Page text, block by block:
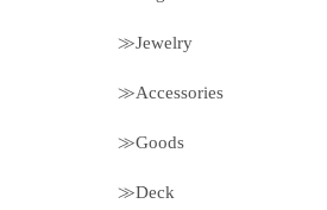
≫Jewelry
≫Accessories
≫Goods
≫Deck